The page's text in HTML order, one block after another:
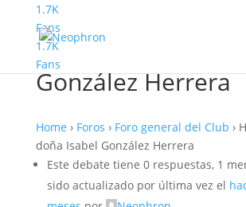
1.7K
Fans
1.7K
Fans
Ha fallecido doña
González Herrera
Home › Foros › Foro general del Club ›
doña Isabel González Herrera
Este debate tiene 0 respuestas, 1
sido actualizado por última vez el